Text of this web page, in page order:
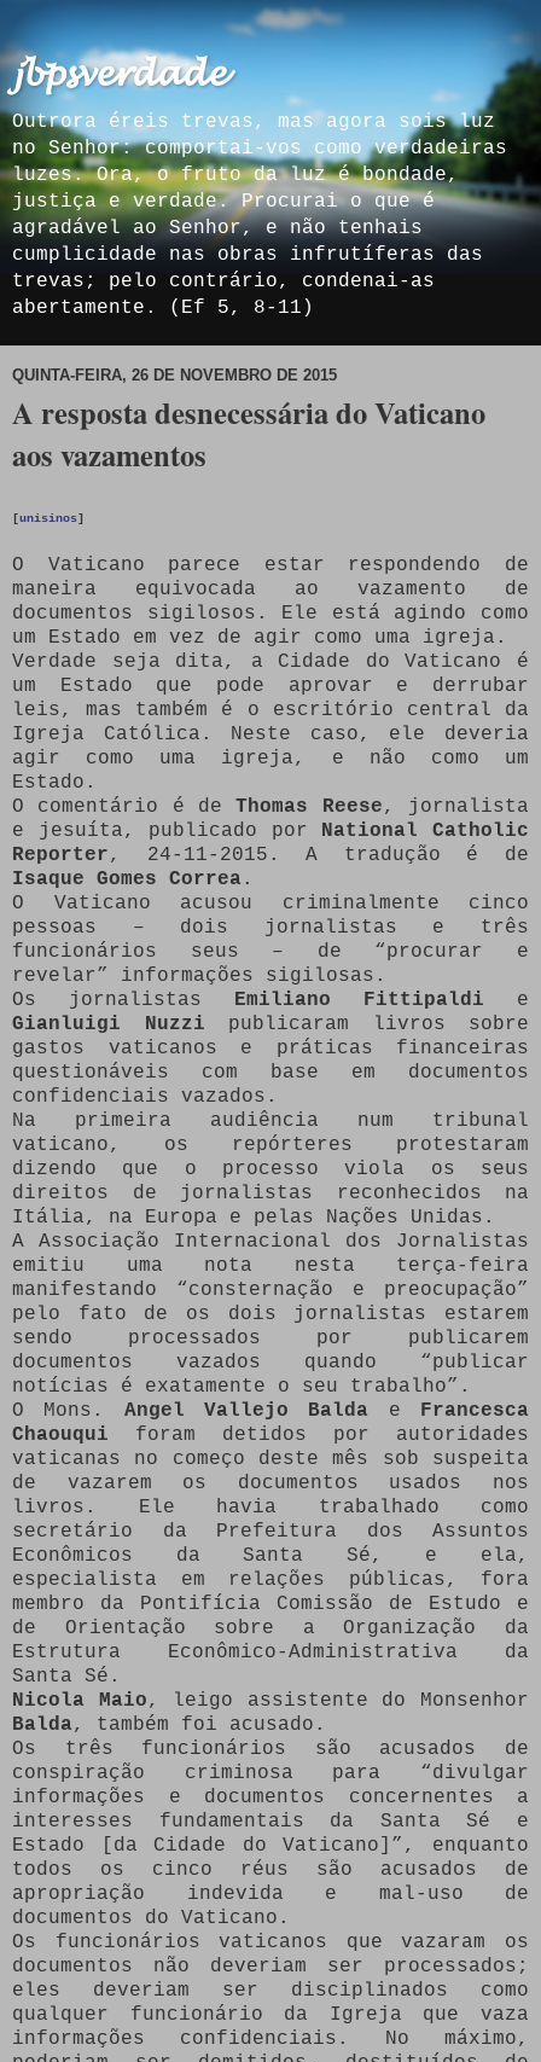
𝓳𝓫𝓹𝓼𝓿𝓮𝓻𝓭𝓪𝓭𝓮
Outrora éreis trevas, mas agora sois luz
no Senhor: comportai-vos como verdadeiras
luzes. Ora, o fruto da luz é bondade,
justiça e verdade. Procurai o que é
agradável ao Senhor, e não tenhais
cumplicidade nas obras infrutíferas das
trevas; pelo contrário, condenai-as
abertamente. (Ef 5, 8-11)
QUINTA-FEIRA, 26 DE NOVEMBRO DE 2015
A resposta desnecessária do Vaticano
aos vazamentos
[unisinos]
O Vaticano parece estar respondendo de
maneira equivocada ao vazamento de
documentos sigilosos. Ele está agindo como
um Estado em vez de agir como uma igreja.
Verdade seja dita, a Cidade do Vaticano é
um Estado que pode aprovar e derrubar
leis, mas também é o escritório central da
Igreja Católica. Neste caso, ele deveria
agir como uma igreja, e não como um
Estado.
O comentário é deThomas Reese, jornalista
e jesuíta, publicado por National Catholic
Reporter, 24-11-2015. A tradução é de
Isaque Gomes Correa .
O Vaticano acusou criminalmente cinco
pessoas – dois jornalistas e três
funcionários seus – de “procurar e
revelar” informações sigilosas.
Os jornalistas Emiliano Fittipaldi e
Gianluigi Nuzzi publicaram livros sobre
gastos vaticanos e práticas financeiras
questionáveis com base em documentos
confidenciais vazados.
Na primeira audiência num tribunal
vaticano, os repórteres protestaram
dizendo que o processo viola os seus
direitos de jornalistas reconhecidos na
Itália, na Europa e pelas Nações Unidas.
A Associação Internacional dos Jornalistas
emitiu uma nota nesta terça-feira
manifestando “consternação e preocupação”
pelo fato de os dois jornalistas estarem
sendo processados por publicarem
documentos vazados quando “publicar
notícias é exatamente o seu trabalho”.
O Mons. Angel Vallejo Balda e Francesca
Chaouqui foram detidos por autoridades
vaticanas no começo deste mês sob suspeita
de vazarem os documentos usados nos
livros. Ele havia trabalhado como
secretário da Prefeitura dos Assuntos
Econômicos da Santa Sé, e ela,
especialista em relações públicas, fora
membro da Pontifícia Comissão de Estudo e
de Orientação sobre a Organização da
Estrutura Econômico-Administrativa da
Santa Sé.
Nicola Maio, leigo assistente do Monsenhor
Balda, também foi acusado.
Os três funcionários são acusados de
conspiração criminosa para “divulgar
informações e documentos concernentes a
interesses fundamentais da Santa Sé e
Estado [da Cidade do Vaticano]”, enquanto
todos os cinco réus são acusados de
apropriação indevida e mal-uso de
documentos do Vaticano.
Os funcionários vaticanos que vazaram os
documentos não deveriam ser processados;
eles deveriam ser disciplinados como
qualquer funcionário da Igreja que vaza
informações confidenciais. No máximo,